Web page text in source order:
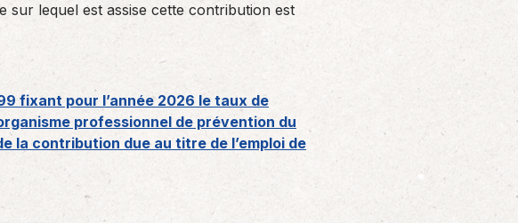
lequel est assise cette contribution est
fixant pour l’année 2026 le taux de
professionnel de prévention du
la contribution due au titre de l’emploi de